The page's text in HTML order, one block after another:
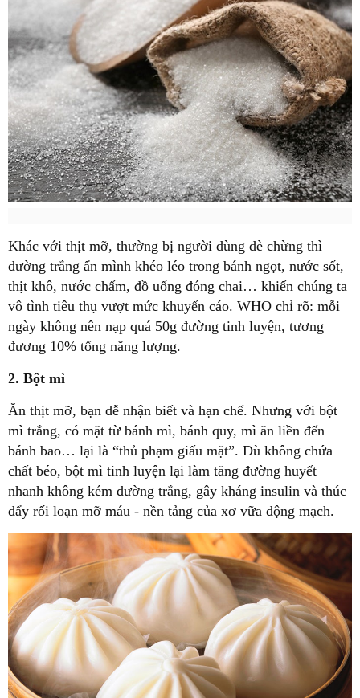
Khác với thịt mỡ, thường bị người dùng dè chừng thì
đường trắng ẩn mình khéo léo trong bánh ngọt, nước sốt,
thịt khô, nước chấm, đồ uống đóng chai… khiến chúng ta
vô tình tiêu thụ vượt mức khuyến cáo. WHO chỉ rõ: mỗi
ngày không nên nạp quá 50g đường tinh luyện, tương
đương 10% tổng năng lượng.
2. Bột mì
Ăn thịt mỡ, bạn dễ nhận biết và hạn chế. Nhưng với bột
mì trắng, có mặt từ bánh mì, bánh quy, mì ăn liền đến
bánh bao… lại là “thủ phạm giấu mặt”. Dù không chứa
chất béo, bột mì tinh luyện lại làm tăng đường huyết
nhanh không kém đường trắng, gây kháng insulin và thúc
đẩy rối loạn mỡ máu - nền tảng của xơ vữa động mạch.